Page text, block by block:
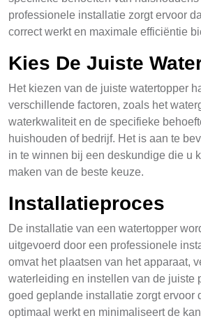
professionele installatie zorgt ervoor
correct werkt en maximale efficiëntie
Kies De Juiste
Het kiezen van de juiste watertopper
verschillende factoren, zoals het
waterkwaliteit en de specifieke
huishouden of bedrijf. Het is aan te
in te winnen bij een deskundige die u
maken van de beste keuze.
Installatieproces
De installatie van een watertopper
uitgevoerd door een professionele
omvat het plaatsen van het apparaat,
waterleiding en instellen van de juiste
goed geplande installatie zorgt ervoor
optimaal werkt en minimaliseert de